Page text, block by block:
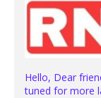
Hello, Dear
tuned for more